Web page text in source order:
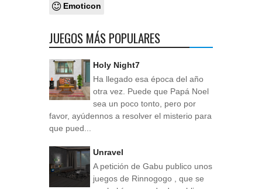
Emoticon
JUEGOS MÁS POPULARES
Holy Night7
Ha llegado esa época del año
otra vez. Puede que Papá Noel
sea un poco tonto, pero por
favor, ayúdennos a resolver el misterio para
que pued...
Unravel
A petición de Gabu publico unos
juegos de Rinnogogo , que se